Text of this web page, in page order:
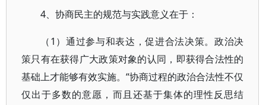
4、协商民主的规范与实践意义在于：
（1）通过参与和表达，促进合法决策。政治决
策只有在获得广大政策对象的认同，即获得合法性的
基础上才能够有效实施。“协商过程的政治合法性不仅
仅出于多数的意愿，而且还基于集体的理性反思结